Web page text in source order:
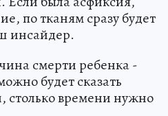
по тканям сразу будет
инсайдер.
смерти ребенка -
будет сказать
столько времени нужно